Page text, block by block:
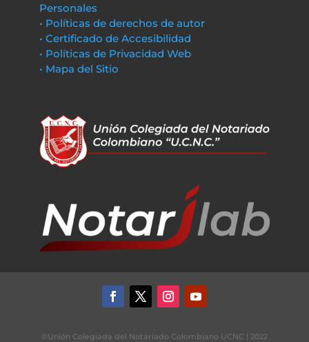
Personales
• Políticas de derechos de autor
• Certificado de Accesibilidad
• Políticas de Privacidad Web
• Mapa del Sitio
©Unión Colegiada del Notariado Colombiano UCNC | 2022